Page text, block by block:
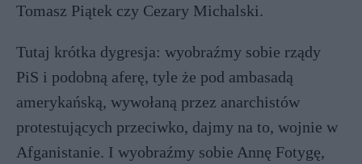
Tomasz Piątek czy Cezary Michalski.
Tutaj krótka dygresja: wyobraźmy sobie rządy
PiS i podobną aferę, tyle że pod ambasadą
amerykańską, wywołaną przez anarchistów
protestujących przeciwko, dajmy na to, wojnie w
Afganistanie. I wyobraźmy sobie Annę Fotygę,